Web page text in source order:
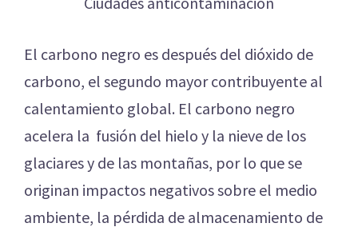
El carbono negro es después del dióxido de
carbono, el segundo mayor contribuyente al
calentamiento global. El carbono negro
acelera la fusión del hielo y la nieve de los
glaciares y de las montañas, por lo que se
originan impactos negativos sobre el medio
ambiente, la pérdida de almacenamiento de